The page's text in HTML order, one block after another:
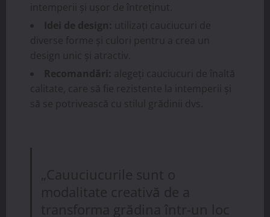
intemperii și ușor de întreținut.
Idei de design: utilizați cauciucuri de
diverse forme și culori pentru a crea un
design unic și atractiv.
Recomandări: alegeți cauciucuri de înaltă
calitate, care să fie rezistente la intemperii și
să se potrivească cu stilul grădinii dvs.
„Cauuciucurile sunt o
modalitate creativă de a
transforma grădina într-un loc